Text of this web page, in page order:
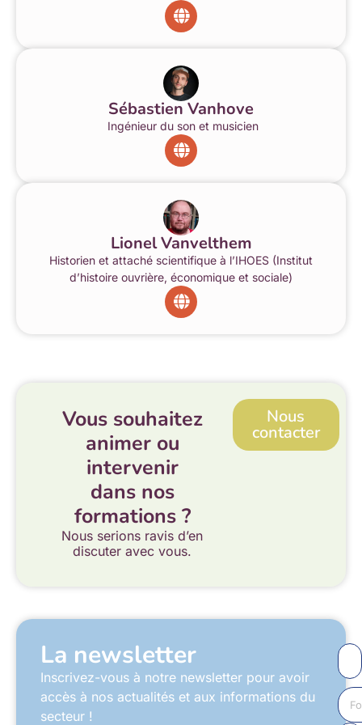
Sébastien Vanhove
Ingénieur du son et musicien
Lionel Vanvelthem
Historien et attaché scientifique à l’IHOES (Institut
d’histoire ouvrière, économique et sociale)
Vous souhaitez
animer ou
intervenir
dans nos
formations ?
Nous serions ravis d’en
discuter avec vous.
Nous
contacter
La newsletter
Inscrivez-vous à notre newsletter pour avoir
accès à nos actualités et aux informations du
secteur !